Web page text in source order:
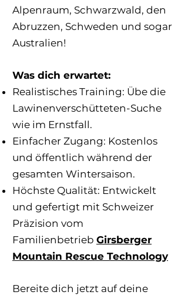
Alpenraum, Schwarzwald, den
Abruzzen, Schweden und sogar
Australien!
Was dich erwartet:
Realistisches Training: Übe die
Lawinenverschütteten-Suche
wie im Ernstfall.
Einfacher Zugang: Kostenlos
und öffentlich während der
gesamten Wintersaison.
Höchste Qualität: Entwickelt
und gefertigt mit Schweizer
Präzision vom
Familienbetrieb Girsberger
Mountain Rescue Technology
Bereite dich jetzt auf deine